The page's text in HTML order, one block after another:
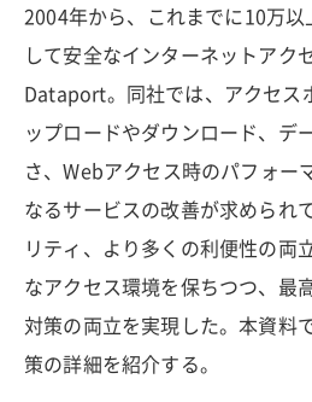
2004年から、これまでに10万
して安全なインターネットアク
Dataport。同社では、アクセス
ップロードやダウンロード、デ
さ、Webアクセス時のパフォー
なるサービスの改善が求められ
リティ、より多くの利便性の両
なアクセス環境を保ちつつ、最
対策の両立を実現した。本資料
策の詳細を紹介する。